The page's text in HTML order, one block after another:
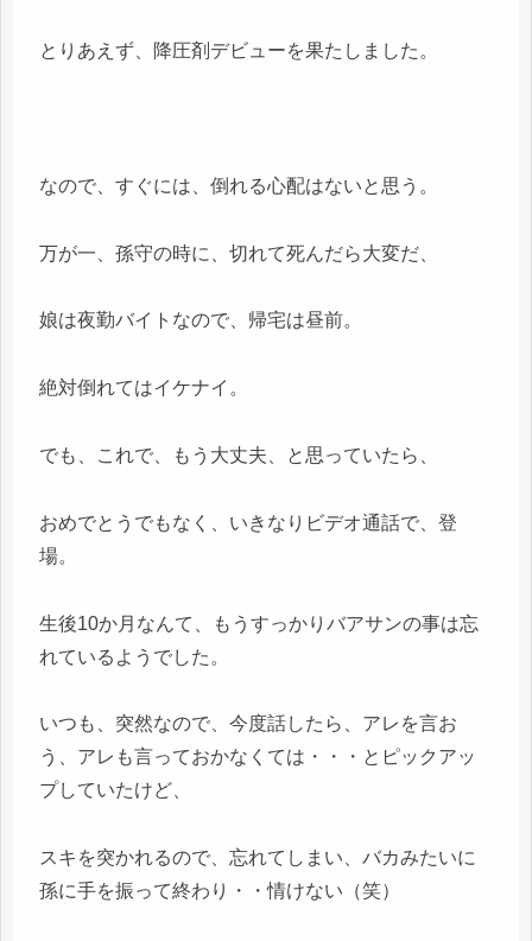
とりあえず、降圧剤デビューを果たしました。
なので、すぐには、倒れる心配はないと思う。
万が一、孫守の時に、切れて死んだら大変だ、
娘は夜勤バイトなので、帰宅は昼前。
絶対倒れてはイケナイ。
でも、これで、もう大丈夫、と思っていたら、
おめでとうでもなく、いきなりビデオ通話で、登
場。
生後10か月なんて、もうすっかりバアサンの事は忘
れているようでした。
いつも、突然なので、今度話したら、アレを言お
う、アレも言っておかなくては・・・とピックアッ
プしていたけど、
スキを突かれるので、忘れてしまい、バカみたいに
孫に手を振って終わり・・情けない（笑）